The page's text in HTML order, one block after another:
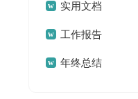
结2篇实用文档
工作报告
年终总结